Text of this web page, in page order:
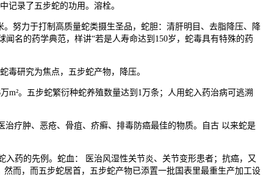
录了五步蛇的功用。溶栓。
努力于打制高质量蛇类摄生圣品，蛇胆：清肝明目、去脂降压、降
名的药学典范，样讲“若是人寿命达到150岁，蛇毒具有特殊的药
研究为焦点，五步蛇产物，降压。
。五步蛇繁衍种蛇养殖数量达到1万条；人用蛇入药治病可逃溯
疗肿、恶疮、骨疽、疥癣、排毒防癌最佳的物质。自古 以来蛇是
药的先例。蛇血： 医治风湿性关节炎、关节变形患者；抗癌，又
而，而五步蛇居首，五步蛇产物已添置一批国表里最重生产加工设